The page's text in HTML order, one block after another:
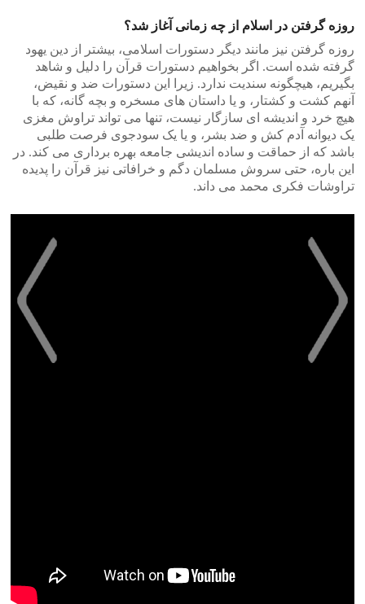
روزه گرفتن در اسلام از چه زمانی آغاز شد؟
روزه گرفتن نیز مانند دیگر دستورات اسلامی، بیشتر از دین یهود
گرفته شده است. اگر بخواهیم دستورات قرآن را دلیل و شاهد
بگیریم، هیچگونه سندیت ندارد. زیرا این دستورات ضد و نقیض،
آنهم کشت و کشتار، و یا داستان های مسخره و بچه گانه، که با
هیچ خرد و اندیشه ای سازگار نیست، تنها می تواند تراوش مغزی
یک دیوانه آدم کش و ضد بشر، و یا یک سودجوی فرصت طلبی
باشد که از حماقت و ساده اندیشی جامعه بهره برداری می کند. در
این باره، حتی سروش مسلمان دگم و خرافاتی نیز قرآن را پدیده
تراوشات فکری محمد می داند.